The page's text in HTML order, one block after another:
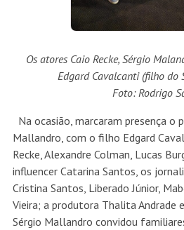
Os atores Caio Recke, Sérgio
Edgard Cavalcanti (filho do
Foto: Rodrigo
Na ocasião, marcaram presença o
Mallandro, com o filho Edgard
Recke, Alexandre Colman, Lucas
influencer Catarina Santos, os
Cristina Santos, Liberado Júnior,
Vieira; a produtora Thalita Andrade
Sérgio Mallandro convidou